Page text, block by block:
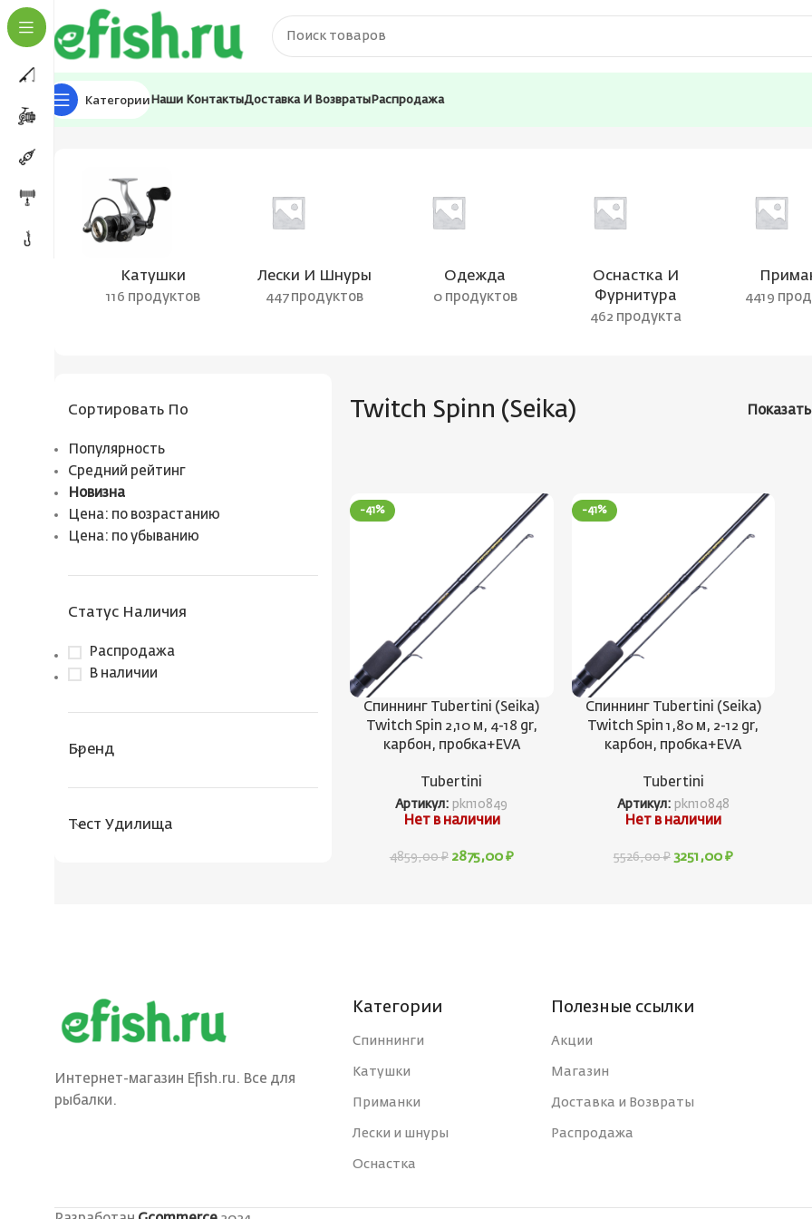
Категории Наши КонтактыДоставка И Возвраты Распродажа
Главная Товары с меткой “Twitch Spinn (Seika)”
Катушки
116 продуктов
Лески И Шнуры
447 продуктов
Одежда
0 продуктов
Оснастка И
Фурнитура
462 продукта
4419
Сортировать По
Популярность
Средний рейтинг
Новизна
Цена: по возрастанию
Цена: по убыванию
Статус Наличия
Распродажа
В наличии
Бренд
Тест Удилища
Twitch Spinn (Seika) Показать
-41%
Спиннинг Tubertini (Seika)
Twitch Spin 2,10 м, 4-18 gr,
карбон, пробка+EVA
Tubertini
Артикул:pkn10849
Нет в наличии
4859,00₽ 2875,00 ₽
-41%
Спиннинг Tubertini (Seika)
Twitch Spin 1,80 м, 2-12 gr,
карбон, пробка+EVA
Tubertini
Артикул: pkn10848
Нет в наличии
5526,00₽ 3251,00 ₽
Интернет-магазин Efish.ru. Все для
рыбалки.
Категории
Спиннинги
Катушки
Приманки
Лески и шнуры
Оснастка
Полезные ссылки
Акции
Магазин
Доставка и Возвраты
Распродажа